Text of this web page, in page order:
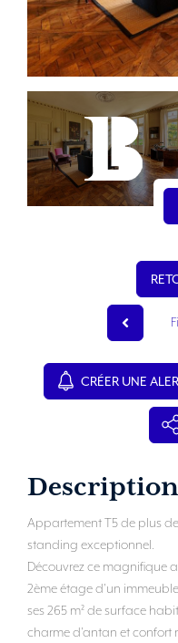
CRÉER UNE
Appartement T5 de plus
standing exceptionnel.
Découvrez ce magnifique
2ème étage d'un
ses 265 m² de surface
charme d'antan et confort